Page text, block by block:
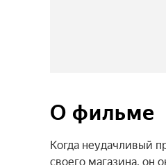
О фильме
Когда неудачливый
своего магазина, он